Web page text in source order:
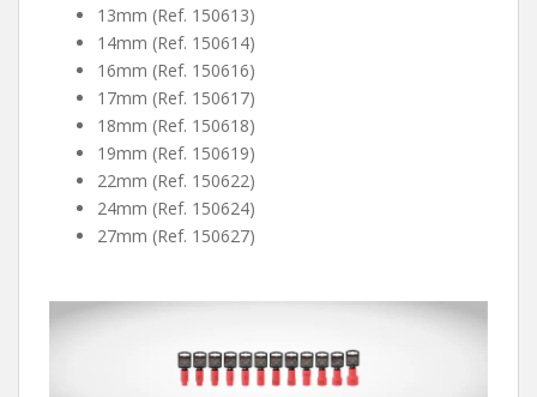
13mm (Ref. 150613)
14mm (Ref. 150614)
16mm (Ref. 150616)
17mm (Ref. 150617)
18mm (Ref. 150618)
19mm (Ref. 150619)
22mm (Ref. 150622)
24mm (Ref. 150624)
27mm (Ref. 150627)